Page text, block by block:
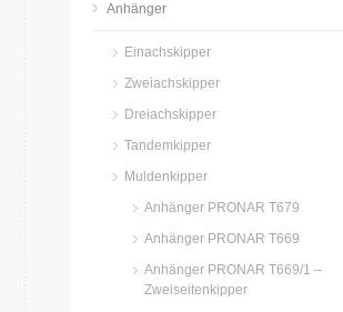
Anhänger
Einachskipper
Zweiachskipper
Dreiachskipper
Tandemkipper
Muldenkipper
Anhänger PRONAR T679
Anhänger PRONAR T669
Anhänger PRONAR T669/1 –
Zweiseitenkipper